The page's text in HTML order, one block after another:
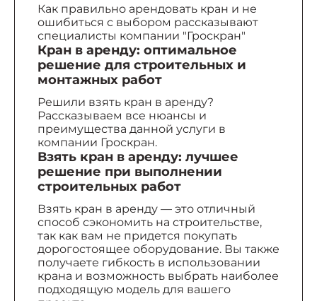
Как правильно арендовать кран и не
ошибиться с выбором рассказывают
специалисты компании "Гроскран"
Кран в аренду: оптимальное
решение для строительных и
монтажных работ
Решили взять кран в аренду?
Рассказываем все нюансы и
преимущества данной услуги в
компании Гроскран.
Взять кран в аренду: лучшее
решение при выполнении
строительных работ
Взять кран в аренду — это отличный
способ сэкономить на строительстве,
так как вам не придется покупать
дорогостоящее оборудование. Вы также
получаете гибкость в использовании
крана и возможность выбрать наиболее
подходящую модель для вашего